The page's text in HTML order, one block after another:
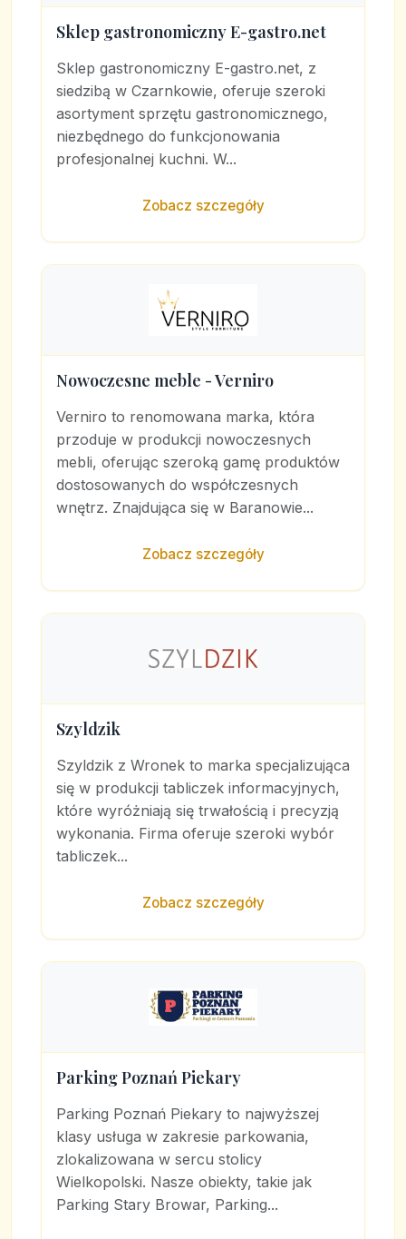
Sklep gastronomiczny E-gastro.net
Sklep gastronomiczny E-gastro.net, z
siedzibą w Czarnkowie, oferuje szeroki
asortyment sprzętu gastronomicznego,
niezbędnego do funkcjonowania
profesjonalnej kuchni. W...
Zobacz szczegóły
Nowoczesne meble - Verniro
Verniro to renomowana marka, która
przoduje w produkcji nowoczesnych
mebli, oferując szeroką gamę produktów
dostosowanych do współczesnych
wnętrz. Znajdująca się w Baranowie...
Zobacz szczegóły
Szyldzik
Szyldzik z Wronek to marka specjalizująca
się w produkcji tabliczek informacyjnych,
które wyróżniają się trwałością i precyzją
wykonania. Firma oferuje szeroki wybór
tabliczek...
Zobacz szczegóły
Parking Poznań Piekary
Parking Poznań Piekary to najwyższej
klasy usługa w zakresie parkowania,
zlokalizowana w sercu stolicy
Wielkopolski. Nasze obiekty, takie jak
Parking Stary Browar, Parking...